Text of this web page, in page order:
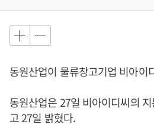
동원산업이 물류창고기업 비아이
동원산업은 27일 비아이디씨의
고 27일 밝혔다.